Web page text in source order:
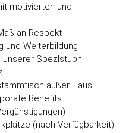
motivierten und
an Respekt
und Weiterbildung
unserer Spezlstubn
außer Haus
Benefits
(nach Verfügbarkeit)